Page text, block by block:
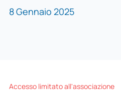
8 Gennaio 2025
Accesso limitato all'associazione